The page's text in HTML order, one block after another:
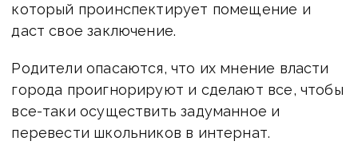
который проинспектирует помещение и
даст свое заключение.
Родители опасаются, что их мнение власти
города проигнорируют и сделают все, чтобы
все-таки осуществить задуманное и
перевести школьников в интернат.